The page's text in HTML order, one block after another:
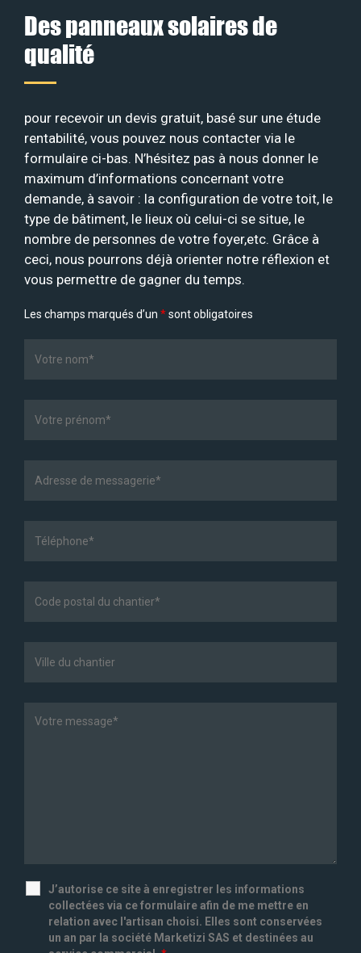
Des panneaux solaires de
qualité
pour recevoir un devis gratuit, basé sur une étude
rentabilité, vous pouvez nous contacter via le
formulaire ci-bas. N’hésitez pas à nous donner le
maximum d’informations concernant votre
demande, à savoir : la configuration de votre toit, le
type de bâtiment, le lieux où celui-ci se situe, le
nombre de personnes de votre foyer,etc. Grâce à
ceci, nous pourrons déjà orienter notre réflexion et
vous permettre de gagner du temps.
Les champs marqués d’un *sont obligatoires
J’autorise ce site à enregistrer les informations
collectées via ce formulaire afin de me mettre en
relation avec l'artisan choisi. Elles sont conservées
un an par la société Marketizi SAS et destinées au